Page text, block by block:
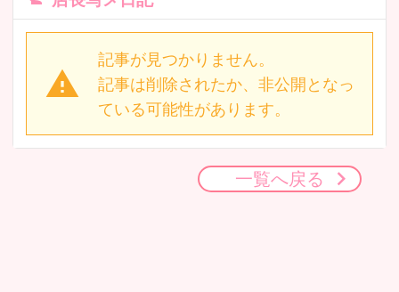
記事が見つかりません。
記事は削除されたか、非公開となっ
ている可能性があります。
一覧へ戻る